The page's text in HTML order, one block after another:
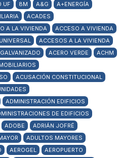
UF 8M A&G
A+ENERGÍA
ACADES
A LA VIVIENDA
ACCESO A VIVIENDA
ACCESOS A LA VIVIENDA
ACERO VERDE
ACHM
ACUSACIÓN CONSTITUCIONAL
ADMINISTRACIÓN EDIFICIOS
DE EDIFICIOS
ADOBE
ADRIÁN JOFRÉ
ADULTOS MAYORES
AEROGEL
AEROPUERTO